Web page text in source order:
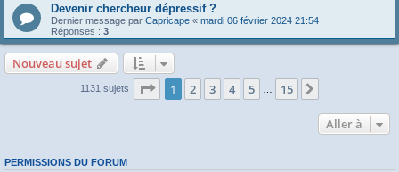
Devenir chercheur dépressif ?
Dernier message par Capricape « mardi 06 février 2024 21:54
Réponses : 3
Nouveau sujet
1131 sujets Page 1sur15
1 2 3 4 5 15
Aller à
PERMISSIONS DU FORUM